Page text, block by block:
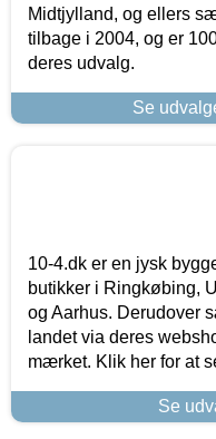
Midtjylland, og ellers
tilbage i 2004, og er
deres udvalg.
Se
10-4.dk er en jysk
butikker i Ringkøbing,
og Aarhus. Derudover
landet via deres
mærket. Klik her for at
Se